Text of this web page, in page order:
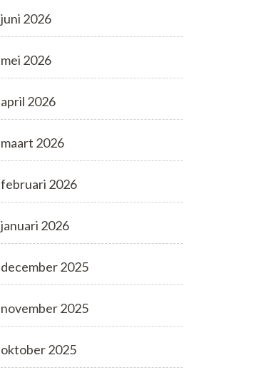
juni 2026
mei 2026
april 2026
maart 2026
februari 2026
januari 2026
december 2025
november 2025
oktober 2025